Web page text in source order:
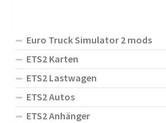
Euro Truck Simulator 2 mods
ETS2 Karten
ETS2 Lastwagen
ETS2 Autos
ETS2 Anhänger